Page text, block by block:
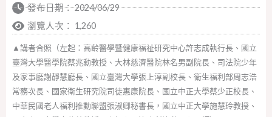
發布日期：2024/06/29
瀏覽人次： 1,260
▲講者合照（左起：高齡醫學暨健康福祉研究中心許志成執行長、國立
臺灣大學醫學院蔡兆勳教授、大林慈濟醫院林名男副院長、司法院少年
及家事廳謝靜慧廳長、國立臺灣大學張上淳副校長、衛生福利部周志浩
常務次長、國家衛生研究院司徒惠康院長、國立中正大學蔡少正校長、
中華民國老人福利推動聯盟張淑卿秘書長，國立中正大學施慧玲教授、